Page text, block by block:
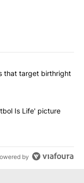
articles in the last
orders that
that target birthright
says his 'Fútbol Is
Is Life' picture
by